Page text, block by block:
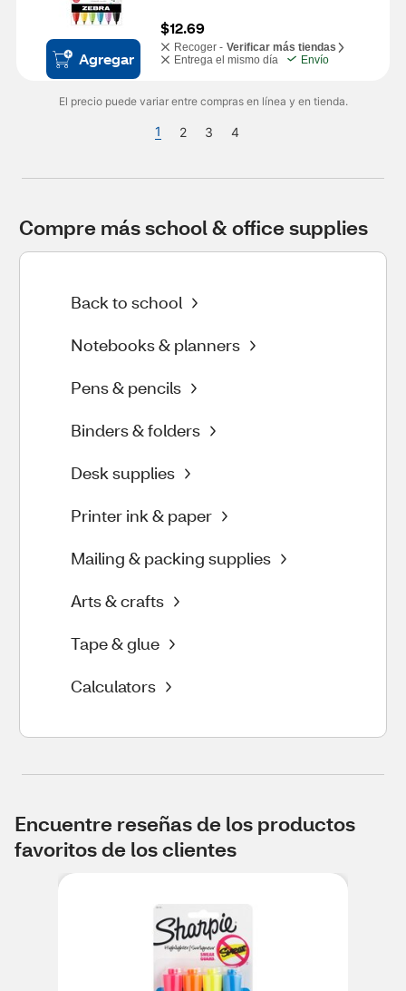
Agregar
$12.69
Recoger - Verificar más tiendas
Entrega el mismo día
Envío
El precio puede variar entre compras en línea y en tienda.
1 2 3 4
Compre más school & office supplies
Back to school
Notebooks & planners
Pens & pencils
Binders & folders
Desk supplies
Printer ink & paper
Mailing & packing supplies
Arts & crafts
Tape & glue
Calculators
Encuentre reseñas de los productos
favoritos de los clientes